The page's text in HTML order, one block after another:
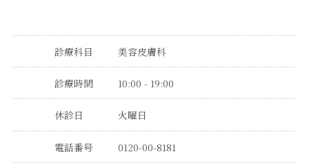
診療科目 美容皮膚科
診療時間 10:00 - 19:00
休診日 火曜日
電話番号 0120-00-8181